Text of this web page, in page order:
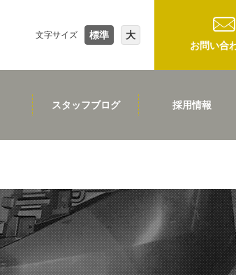
文字サイズ 標準
大
お問い合
スタッフブログ 採用情報